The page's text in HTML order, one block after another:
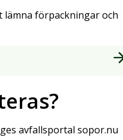
lämna förpackningar och
avfallsportal sopor.nu